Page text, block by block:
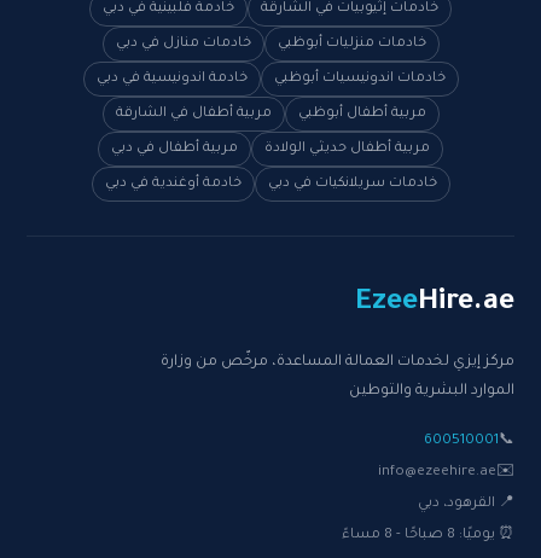
خادمات إثيوبيات في الشارقة خادمة فلبينية في دبي
خادمات منزليات أبوظبي خادمات منازل في دبي
خادمات اندونيسيات أبوظبي خادمة اندونيسية في دبي
مربية أطفال أبوظبي مربية أطفال في الشارقة
مربية أطفال حديثي الولادة مربية أطفال في دبي
خادمات سريلانكيات في دبي خادمة أوغندية في دبي
EzeeHire.ae
مركز إيزي لخدمات العمالة المساعدة، مرخّص من وزارة
الموارد البشرية والتوطين
📞
600510001
✉️
info@ezeehire.ae
📍 القرهود، دبي
⏰ يوميًا: 8 صباحًا - 8 مساءً